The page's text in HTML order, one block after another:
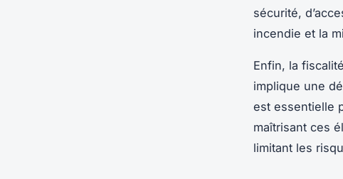
sécurité,
incendie et la
Enfin, la
implique une
est essentielle
maîtrisant ces
limitant les